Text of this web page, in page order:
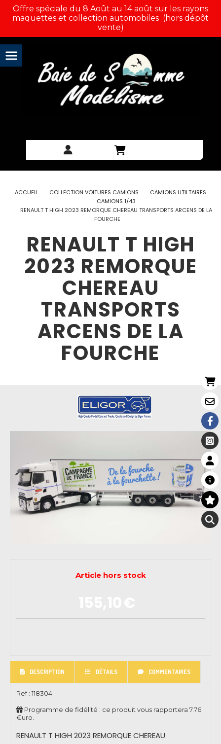
Offre spéciale du 8 Août au 14 août sur les rayons
maquettes et collection automobiles (hors dépôt
vente)
ACCUEIL COLLECTION VOITURES CAMIONS
CAMIONS UTILTAIRES
CAMIONS 1/43
RENAULT T HIGH 2023 REMORQUE CHEREAU TRANSPORTS ARCENS DE LA
FOURCHE
RENAULT T HIGH
2023 REMORQUE
CHEREAU
TRANSPORTS
ARCENS DE LA
FOURCHE
Article hors stock
DESCRIPTION DÉTAILS COMMENTAIRES
Ref : 118304
Programme de fidélité : ce produit vous rapportera 7.76
€uro.
RENAULT T HIGH 2023 REMORQUE CHEREAU
Panneau de gestion des cookies